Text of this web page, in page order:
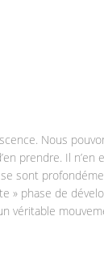
Nous
prendre. Il n’en
sont
» phase de
véritable